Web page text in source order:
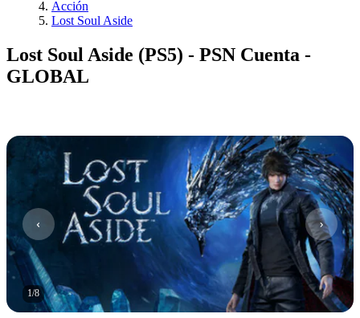
Acción
Lost Soul Aside
Lost Soul Aside (PS5) - PSN Cuenta -
GLOBAL
1/8